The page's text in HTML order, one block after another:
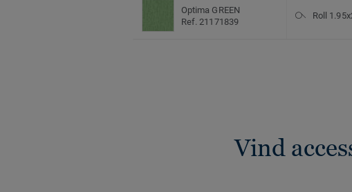
Optima GREEN
Ref. 21171839
Roll
Vind